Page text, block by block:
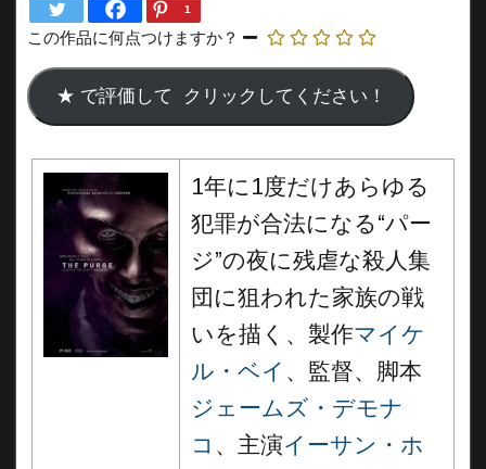
1
この作品に何点つけますか？
1年に1度だけあらゆる
犯罪が合法になる“パー
ジ”の夜に残虐な殺人集
団に狙われた家族の戦
いを描く、製作マイケ
ル・ベイ 、監督、脚本
ジェームズ・デモナ
コ 、主演イーサン・ホ